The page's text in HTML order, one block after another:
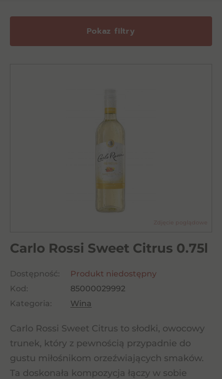
Pokaz filtry
Carlo Rossi Sweet Citrus 0.75l
Dostępność:
Produkt niedostępny
Kod:
85000029992
Kategoria:
Wina
Carlo Rossi Sweet Citrus to słodki, owocowy
trunek, który z pewnością przypadnie do
gustu miłośnikom orzeźwiających smaków.
Ta doskonała kompozycja łączy w sobie